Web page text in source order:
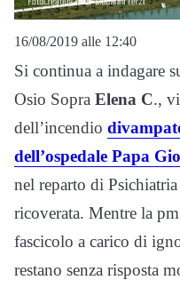
16/08/2019 alle 12:40
Si continua a indagare
Osio Sopra Elena C.,
dell’incendio
dell’ospedale Papa
nel reparto di
ricoverata. Mentre la
fascicolo a carico di
restano senza risposta